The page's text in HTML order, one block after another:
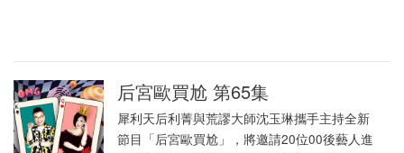
后宮歐買尬 第65集
犀利天后利菁與荒謬大師沈玉琳攜手主持全新
節目「后宮歐買尬」，將邀請20位00後藝人進